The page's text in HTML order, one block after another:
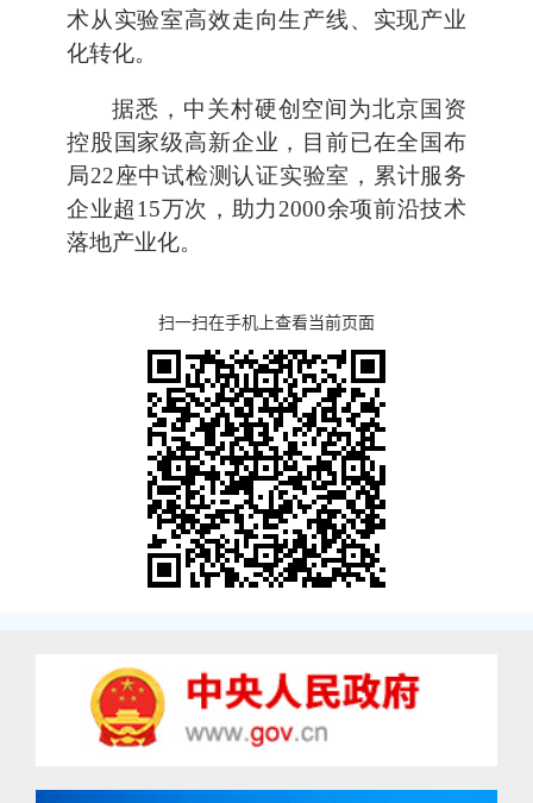
术从实验室高效走向生产线、实现产业
化转化。
据悉，中关村硬创空间为北京国资
控股国家级高新企业，目前已在全国布
局22座中试检测认证实验室，累计服务
企业超15万次，助力2000余项前沿技术
落地产业化。
扫一扫在手机上查看当前页面